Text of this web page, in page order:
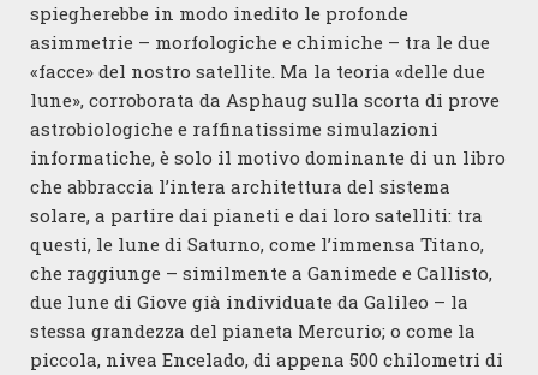
spiegherebbe in modo inedito le profonde
asimmetrie – morfologiche e chimiche – tra le due
«facce» del nostro satellite. Ma la teoria «delle due
lune», corroborata da Asphaug sulla scorta di prove
astrobiologiche e raffinatissime simulazioni
informatiche, è solo il motivo dominante di un libro
che abbraccia l’intera architettura del sistema
solare, a partire dai pianeti e dai loro satelliti: tra
questi, le lune di Saturno, come l’immensa Titano,
che raggiunge – similmente a Ganimede e Callisto,
due lune di Giove già individuate da Galileo – la
stessa grandezza del pianeta Mercurio; o come la
piccola, nivea Encelado, di appena 500 chilometri di